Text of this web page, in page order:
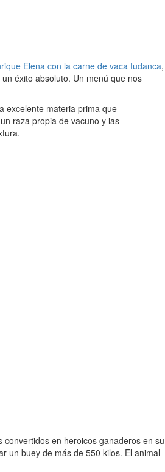
Elena con la carne de vaca tudanca,
éxito absoluto. Un menú que nos
excelente materia prima que
raza propia de vacuno y las
en heroicos ganaderos en su
un buey de más de 550 kilos. El animal